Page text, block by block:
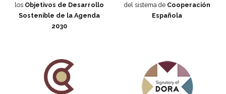
los Objetivos de Desarrollo
Sostenible de la Agenda
2030
del sistema de Cooperación
Española